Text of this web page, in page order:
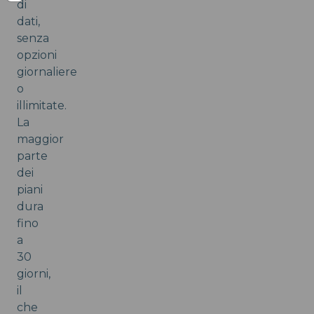
di
dati,
senza
opzioni
giornaliere
o
illimitate.
La
maggior
parte
dei
piani
dura
fino
a
30
giorni,
il
che